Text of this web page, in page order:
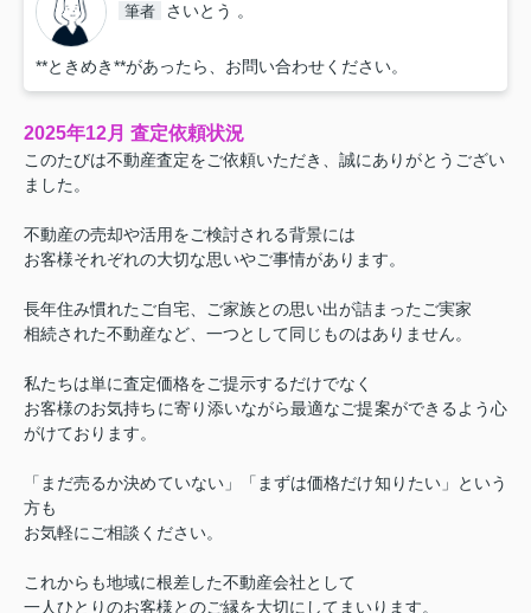
筆者 さいとう 。
**ときめき**があったら、お問い合わせください。
2025年12月 査定依頼状況
このたびは不動産査定をご依頼いただき、誠にありがとうござい
ました。
不動産の売却や活用をご検討される背景には
お客様それぞれの大切な思いやご事情があります。
長年住み慣れたご自宅、ご家族との思い出が詰まったご実家
相続された不動産など、一つとして同じものはありません。
私たちは単に査定価格をご提示するだけでなく
お客様のお気持ちに寄り添いながら最適なご提案ができるよう心
がけております。
「まだ売るか決めていない」「まずは価格だけ知りたい」という
方も
お気軽にご相談ください。
これからも地域に根差した不動産会社として
一人ひとりのお客様とのご縁を大切にしてまいります。